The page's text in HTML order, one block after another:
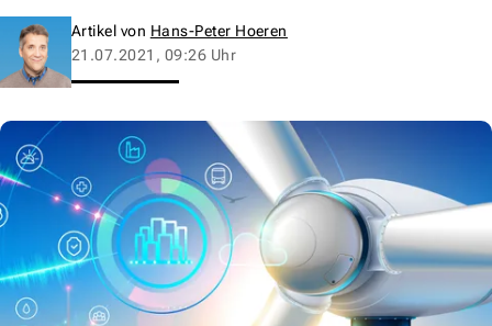
Artikel von Hans-Peter Hoeren
21.07.2021, 09:26 Uhr